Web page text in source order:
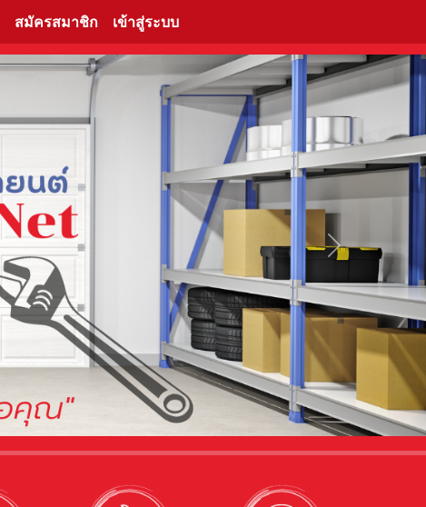
สมัครสมาชิก เข้าสู่ระบบ
Next